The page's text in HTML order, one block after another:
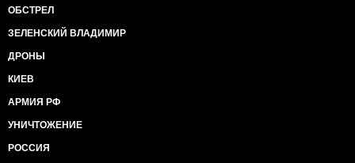
ОБСТРЕЛ
ЗЕЛЕНСКИЙ ВЛАДИМИР
ДРОНЫ
КИЕВ
АРМИЯ РФ
УНИЧТОЖЕНИЕ
РОССИЯ